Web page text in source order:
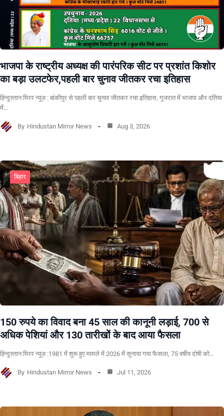
भाजपा के राष्ट्रीय अध्यक्ष की पारंपरिक सीट पर प्रशांत किशोर
का बड़ा उलटफेर,पहली बार चुनाव जीतकर रचा इतिहास
हिन्दुस्तान मिरर न्यूज़ : बांकीपुर से पहली बार चुनाव जीतकर रचा इतिहास, गुजरात में भाजपा और दतिया
में…
By Hindustan Mirror News Aug 3, 2026
बिहार
150 रुपये का विवाद बना 45 साल की कानूनी लड़ाई, 700 से
अधिक पेशियां और 130 तारीखों के बाद आया फैसला
हिन्दुस्तान मिरर न्यूज़ :1981 में शुरू हुए मामले में 2026 में सुनाया गया फैसला, 75 वर्षीय दोषी को…
By Hindustan Mirror News Jul 11, 2026